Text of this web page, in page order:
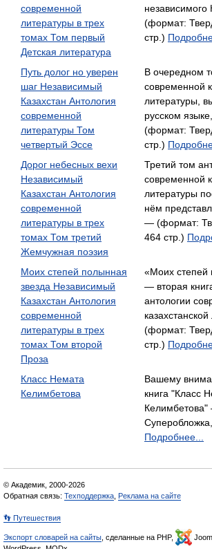
современной
литературы в трех
томах Том первый
Детская литература
(формат:
стр.)
Путь долог но уверен
шаг Независимый
Казахстан Антология
современной
литературы Том
четвертый Эссе
В очередном
современной
литературы,
русском
(формат:
стр.)
Дорог небесных вехи
Независимый
Казахстан Антология
современной
литературы в трех
томах Том третий
Жемчужная поэзия
Третий том
современной
литературы
нём
— (формат:
464 стр.)
Моих степей полынная
звезда Независимый
Казахстан Антология
современной
литературы в трех
томах Том второй
Проза
«Моих степей
— вторая
антологии
(формат:
стр.)
Класс Немата
Келимбетова
Вашему
книга "Класс
Подробнее...
© Академик, 2000-2026
Обратная связь: Техподдержка Реклама на сайте
👣 Путешествия
Экспорт словарей на сайты , сделанные на PHP,